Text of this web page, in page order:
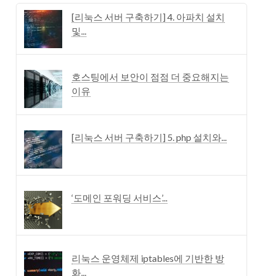
[리눅스 서버 구축하기] 4. 아파치 설치
및...
호스팅에서 보안이 점점 더 중요해지는
이유
[리눅스 서버 구축하기] 5. php 설치와...
‘도메인 포워딩 서비스’...
리눅스 운영체제 iptables에 기반한 방
화...